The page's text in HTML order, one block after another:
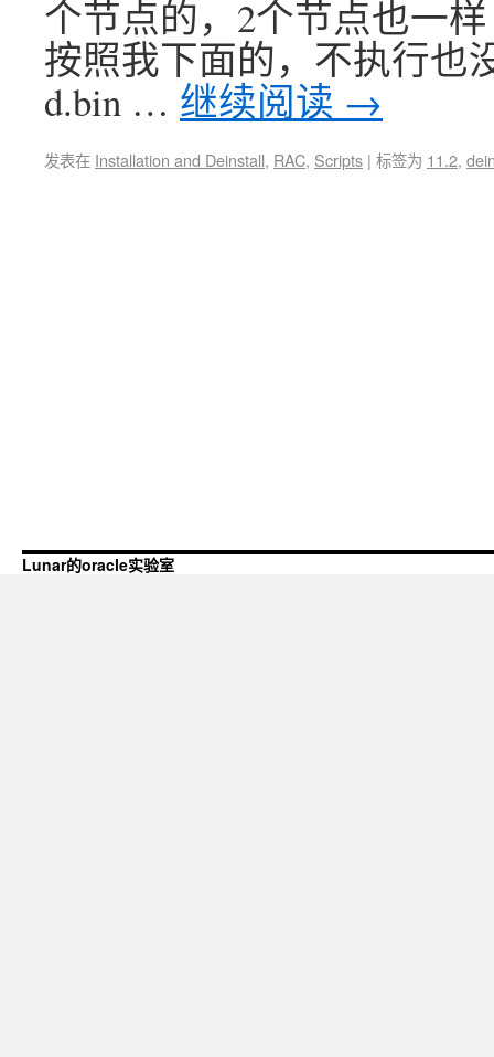
个节点的，2个节点也一
按照我下面的，不执行
d.bin … 继续阅读 →
发表在 Installation and Deinstall, RAC, Scripts | 标签为 11.2,
Lunar的oracle实验室